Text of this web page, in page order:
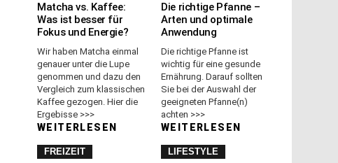
Matcha vs. Kaffee:
Was ist besser für
Fokus und Energie?
Wir haben Matcha einmal
genauer unter die Lupe
genommen und dazu den
Vergleich zum klassischen
Kaffee gezogen. Hier die
Ergebisse >>>
WEITERLESEN
Die richtige Pfanne –
Arten und optimale
Anwendung
Die richtige Pfanne ist
wichtig für eine gesunde
Ernährung. Darauf sollten
Sie bei der Auswahl der
geeigneten Pfanne(n)
achten >>>
WEITERLESEN
FREIZEIT LIFESTYLE